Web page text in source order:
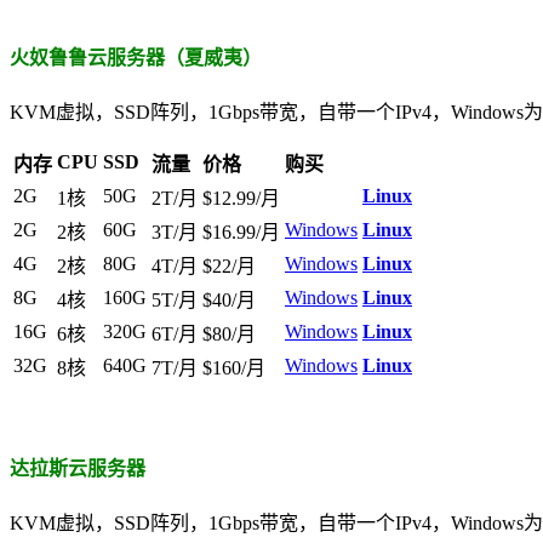
火奴鲁鲁云服务器（夏威夷）
KVM虚拟，SSD阵列，1Gbps带宽，自带一个IPv4，Windows
内存 CPU SSD 流量 价格
购买
2G
1核 50G 2T/月 $12.99/月
Linux
2G
2核 60G 3T/月 $16.99/月 Windows Linux
4G
2核 80G 4T/月 $22/月 Windows Linux
8G
4核 160G 5T/月 $40/月 Windows Linux
16G 6核 320G 6T/月 $80/月 Windows Linux
32G 8核 640G 7T/月 $160/月 Windows Linux
达拉斯云服务器
KVM虚拟，SSD阵列，1Gbps带宽，自带一个IPv4，Windows